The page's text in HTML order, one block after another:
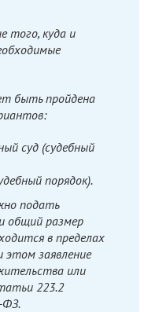
того, куда и
быть пройдена
суд (судебный
порядок).
подать
общий размер
в пределах
заявление
или
223.2
ФЗ.